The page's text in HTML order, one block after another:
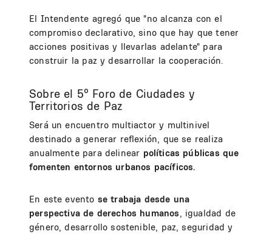
El Intendente agregó que "no alcanza con el
compromiso declarativo, sino que hay que tener
acciones positivas y llevarlas adelante" para
construir la paz y desarrollar la cooperación.
Sobre el 5º Foro de Ciudades y
Territorios de Paz
Será un encuentro multiactor y multinivel
destinado a generar reflexión, que se realiza
anualmente para delinear políticas públicas que
fomenten entornos urbanos pacíficos.
En este evento se trabaja desde una
perspectiva de derechos humanos, igualdad de
género, desarrollo sostenible, paz, seguridad y